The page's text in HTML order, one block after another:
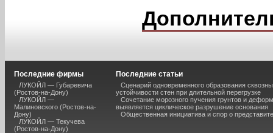
Последние фирмы
ЛУКОЙЛ — Губаревича
(Ростов-на-Дону)
ЛУКОЙЛ —
Малиновского (Ростов-на-
Дону)
ЛУКОЙЛ — Текучева
(Ростов-на-Дону)
Последние статьи
Сценарий одновременного образования
устойчивости стен при длительной перегрузке
Сочетание морозного пучения грунтов и
выявляется циклическое разрушение основания
Общественная инициатива и спор о